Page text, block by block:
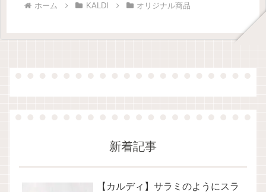
ホーム KALDI オリジナル商品
新着記事
【カルディ】サラミのようにスラ